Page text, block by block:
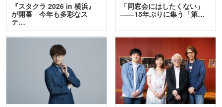
『スタクラ 2026 in 横浜』
が開幕 今年も多彩なス
テ…
「同窓会にはしたくない」
――15年ぶりに集う「第…